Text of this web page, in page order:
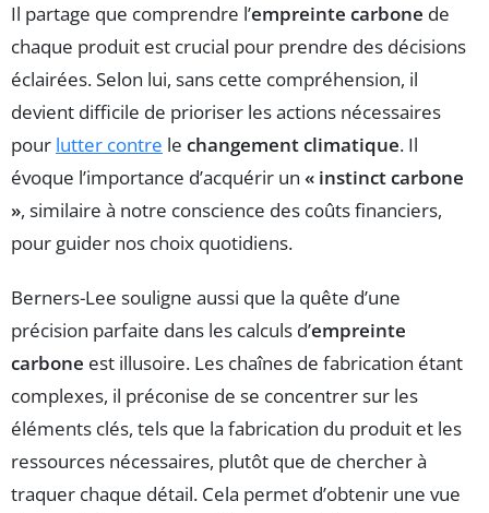
Il partage que comprendre l’empreinte carbone de
chaque produit est crucial pour prendre des décisions
éclairées. Selon lui, sans cette compréhension, il
devient difficile de prioriser les actions nécessaires
pour lutter contre le changement climatique. Il
évoque l’importance d’acquérir un « instinct carbone
», similaire à notre conscience des coûts financiers,
pour guider nos choix quotidiens.
Berners-Lee souligne aussi que la quête d’une
précision parfaite dans les calculs d’empreinte
carbone est illusoire. Les chaînes de fabrication étant
complexes, il préconise de se concentrer sur les
éléments clés, tels que la fabrication du produit et les
ressources nécessaires, plutôt que de chercher à
traquer chaque détail. Cela permet d’obtenir une vue